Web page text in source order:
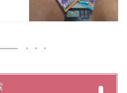
ホーム
副業